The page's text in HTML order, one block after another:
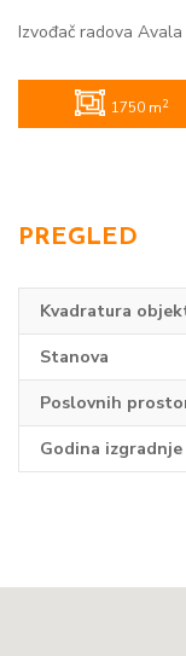
Izvođač radova
1750 m2
PREGLED
Kvadratura
Stanova
Poslovnih
Godina